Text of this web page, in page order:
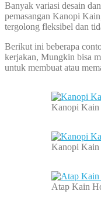
Banyak variasi desain
pemasangan Kanopi
tergolong fleksibel dan
Berikut ini beberapa
kerjakan, Mungkin bisa
untuk membuat atau
Kanopi Kain
Kanopi Kain
Atap Kain